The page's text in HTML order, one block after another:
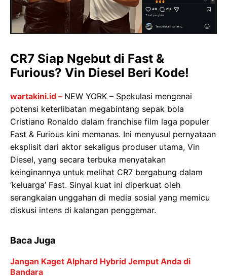
CR7 Siap Ngebut di Fast &
Furious? Vin Diesel Beri Kode!
wartakini.id – NEW YORK – Spekulasi mengenai
potensi keterlibatan megabintang sepak bola
Cristiano Ronaldo dalam franchise film laga populer
Fast & Furious kini memanas. Ini menyusul pernyataan
eksplisit dari aktor sekaligus produser utama, Vin
Diesel, yang secara terbuka menyatakan
keinginannya untuk melihat CR7 bergabung dalam
‘keluarga’ Fast. Sinyal kuat ini diperkuat oleh
serangkaian unggahan di media sosial yang memicu
diskusi intens di kalangan penggemar.
Baca Juga
Jangan Kaget Alphard Hybrid Jemput Anda di
Bandara